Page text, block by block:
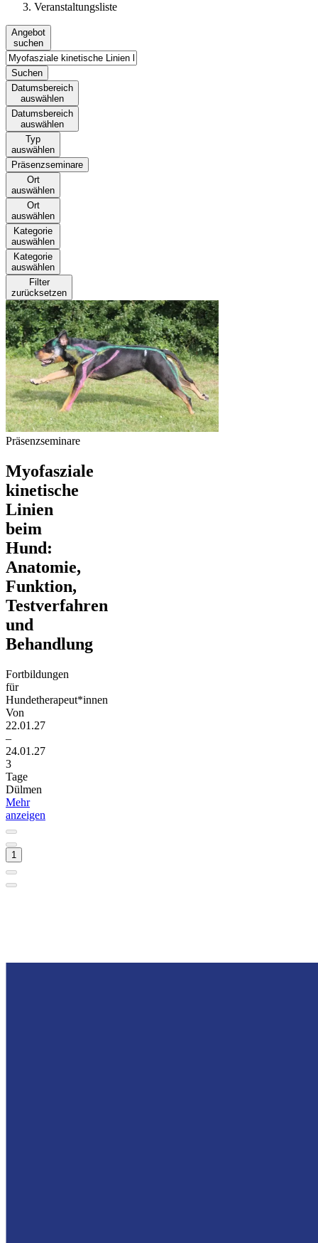
Veranstaltungsliste
Angebot
suchen
Suchen
Datumsbereich
auswählen
Datumsbereich
auswählen
Typ
auswählen
Präsenzseminare
Ort
auswählen
Ort
auswählen
Kategorie
auswählen
Kategorie
auswählen
Filter
zurücksetzen
Präsenzseminare
Myofasziale
kinetische
Linien
beim
Hund:
Anatomie,
Funktion,
Testverfahren
und
Behandlung
Fortbildungen
für
Hundetherapeut*innen
Von
22.01.27
–
24.01.27
3
Tage
Dülmen
Mehr
anzeigen
1